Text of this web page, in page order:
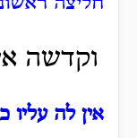
וקדשה
אין לה עליו